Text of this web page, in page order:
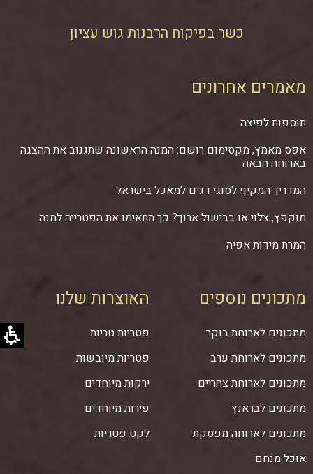
כשר בפיקוח הרבנות גוש עציון
מאמרים אחרונים
תוספות לפיצה
אפס מאמץ, מקסימום רושם: המנה הראשונה שתגנוב את ההצגה
בארוחה הבאה
המדריך המקיף לסוגי דגים למאכל בישראל
מוקפץ, צלוי או בבישול ארוך? כך תתאימו את הפטרייה למנה
המרת מידות אפיה
מתכונים נוספים
מתכונים לארוחת בוקר
מתכונים לארוחת ערב
מתכונים לארוחת צהריים
מתכונים לבראנץ
מתכונים לארוחה מפסקת
אוכל מנחם
האוצרות שלנו
פטריות טריות
פטריות מיובשות
ירקות מיוחדים
פירות מיוחדים
לקט פטריות